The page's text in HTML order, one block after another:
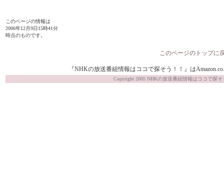
このページの情報は
2006年12月9日15時41分
時点のものです。
このページのトップに
『NHKの放送番組情報はココで探そう！！』は
Copyright 2005 NHKの放送番組情報はココで探そ